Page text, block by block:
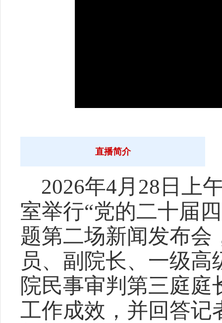
直播简介
2026年4月28日上
室举行“党的二十届
题第二场新闻发布会
员、副院长、一级
院民事审判第三庭
工作成效，并回答记